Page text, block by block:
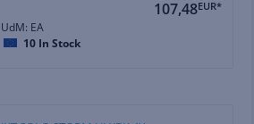
107,48EUR*
UdM: EA
10 In Stock